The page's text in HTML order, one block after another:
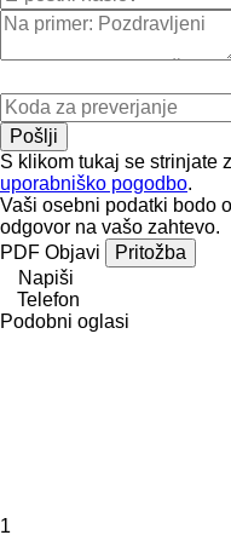
S klikom tukaj se strinjate
uporabniško pogodbo.
Vaši osebni podatki bodo
odgovor na vašo zahtevo.
PDF Objavi
Pritožba
Napiši
Telefon
Podobni oglasi
1